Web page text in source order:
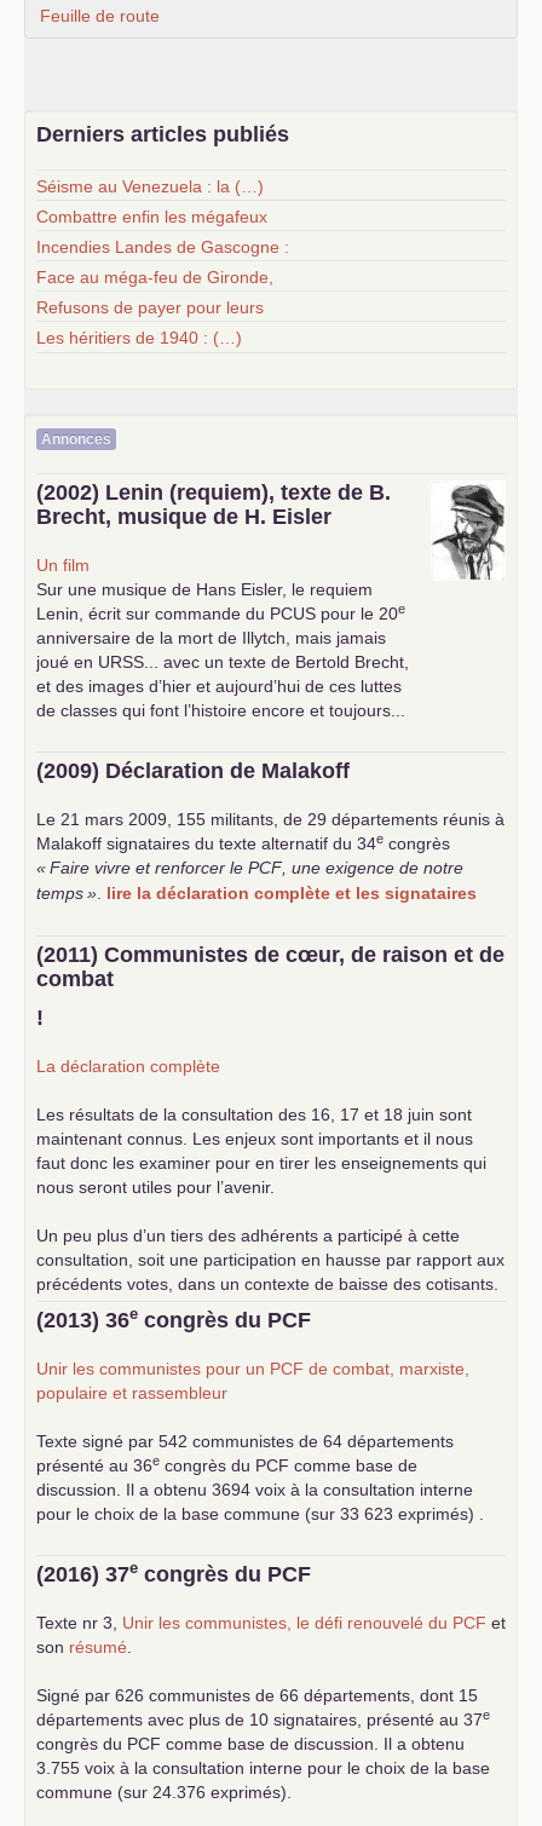
Feuille de route
Derniers articles publiés
Séisme au Venezuela : la (…)
Combattre enfin les mégafeux
Incendies Landes de Gascogne :
Face au méga-feu de Gironde,
Refusons de payer pour leurs
Les héritiers de 1940 : (…)
Annonces
(2002) Lenin (requiem), texte de B.
Brecht, musique de H. Eisler
Un film
Sur une musique de Hans Eisler, le requiem
Lenin, écrit sur commande du PCUS pour le 20e
anniversaire de la mort de Illytch, mais jamais
joué en URSS ... avec un texte de Bertold Brecht,
et des images d’hier et aujourd’hui de ces luttes
de classes qui font l’histoire encore et toujours...
(2009) Déclaration de Malakoff
Le 21 mars 2009, 155 militants, de 29 départements réunis à
Malakoff signataires du texte alternatif du 34e congrès
«Faire vivre et renforcer le PCF , une exigence de notre
temps» lire la déclaration complète et les signataires
(2011) Communistes de cœur, de raison et de
combat
!
La déclaration complète
Les résultats de la consultation des 16, 17 et 18 juin sont
maintenant connus. Les enjeux sont importants et il nous
faut donc les examiner pour en tirer les enseignements qui
nous seront utiles pour l’avenir.
Un peu plus d’un tiers des adhérents a participé à cette
consultation, soit une participation en hausse par rapport aux
précédents votes, dans un contexte de baisse des cotisants.
... lire la suite
(2013) 36e congrès du PCF
Unir les communistes pour un PCF de combat, marxiste,
populaire et rassembleur
Texte signé par 542 communistes de 64 départements
présenté au 36e congrès du PCF comme base de
discussion. Il a obtenu 3694 voix à la consultation interne
pour le choix de la base commune (sur 33 623 exprimés) .
(2016) 37e congrès du PCF
Texte nr 3, Unir les communistes, le défi renouvelé du PCF et
son résumé
Signé par 626 communistes de 66 départements, dont 15
départements avec plus de 10 signataires, présenté au 37e
congrès du PCF comme base de discussion. Il a obtenu
3.755 voix à la consultation interne pour le choix de la base
commune (sur 24.376 exprimés).